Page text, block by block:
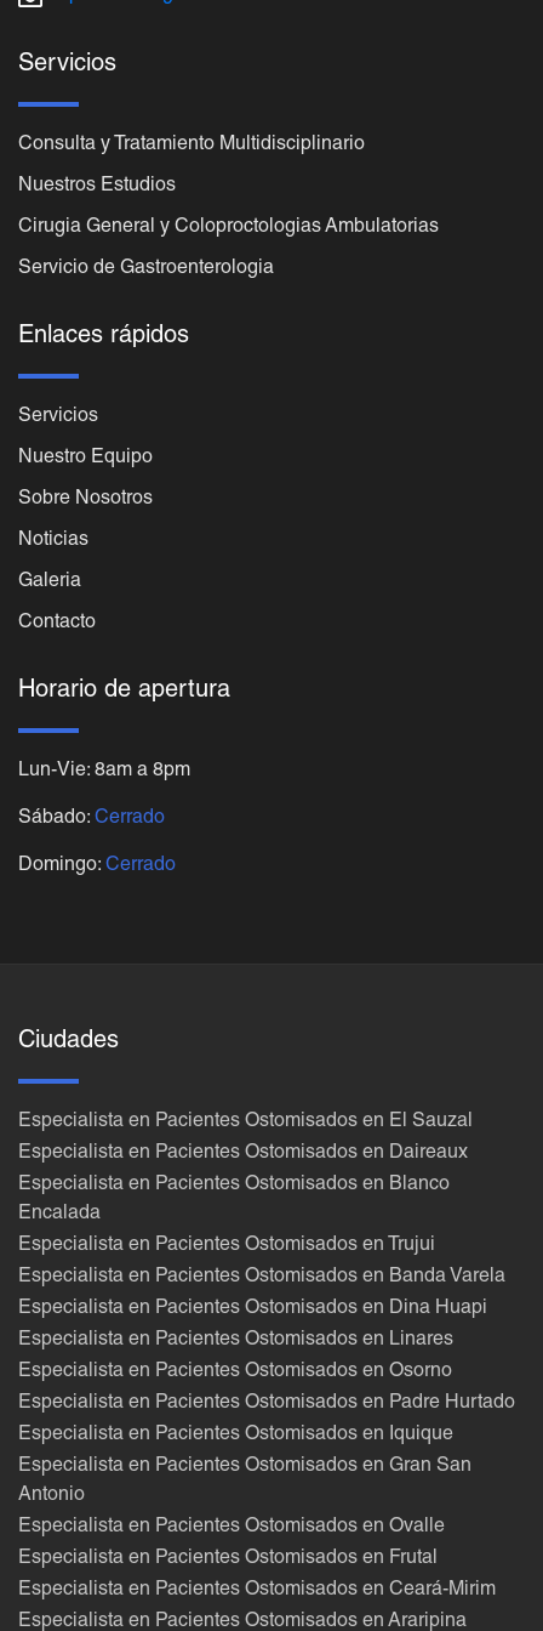
Servicios
Consulta y Tratamiento Multidisciplinario
Nuestros Estudios
Cirugia General y Coloproctologias Ambulatorias
Servicio de Gastroenterologia
Enlaces rápidos
Servicios
Nuestro Equipo
Sobre Nosotros
Noticias
Galeria
Contacto
Horario de apertura
Lun-Vie: 8am a 8pm
Sábado: Cerrado
Domingo: Cerrado
Ciudades
Especialista en Pacientes Ostomisados en El Sauzal
Especialista en Pacientes Ostomisados en Daireaux
Especialista en Pacientes Ostomisados en Blanco
Encalada
Especialista en Pacientes Ostomisados en Trujui
Especialista en Pacientes Ostomisados en Banda Varela
Especialista en Pacientes Ostomisados en Dina Huapi
Especialista en Pacientes Ostomisados en Linares
Especialista en Pacientes Ostomisados en Osorno
Especialista en Pacientes Ostomisados en Padre Hurtado
Especialista en Pacientes Ostomisados en Iquique
Especialista en Pacientes Ostomisados en Gran San
Antonio
Especialista en Pacientes Ostomisados en Ovalle
Especialista en Pacientes Ostomisados en Frutal
Especialista en Pacientes Ostomisados en Ceará-Mirim
Especialista en Pacientes Ostomisados en Araripina